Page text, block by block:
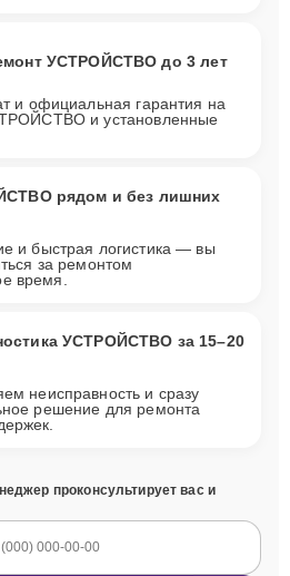
УСТРОЙСТВО до 3 лет
и официальная гарантия на
и установленные
рядом и без лишних
и быстрая логистика — вы
за ремонтом
время.
УСТРОЙСТВО за 15–20
неисправность и сразу
решение для ремонта
проконсультирует вас и